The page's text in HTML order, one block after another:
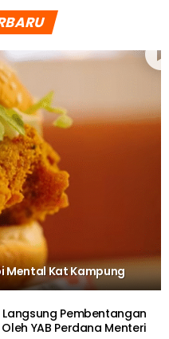
Mental Kat Kampung
Langsung Pembentangan
YAB Perdana Menteri